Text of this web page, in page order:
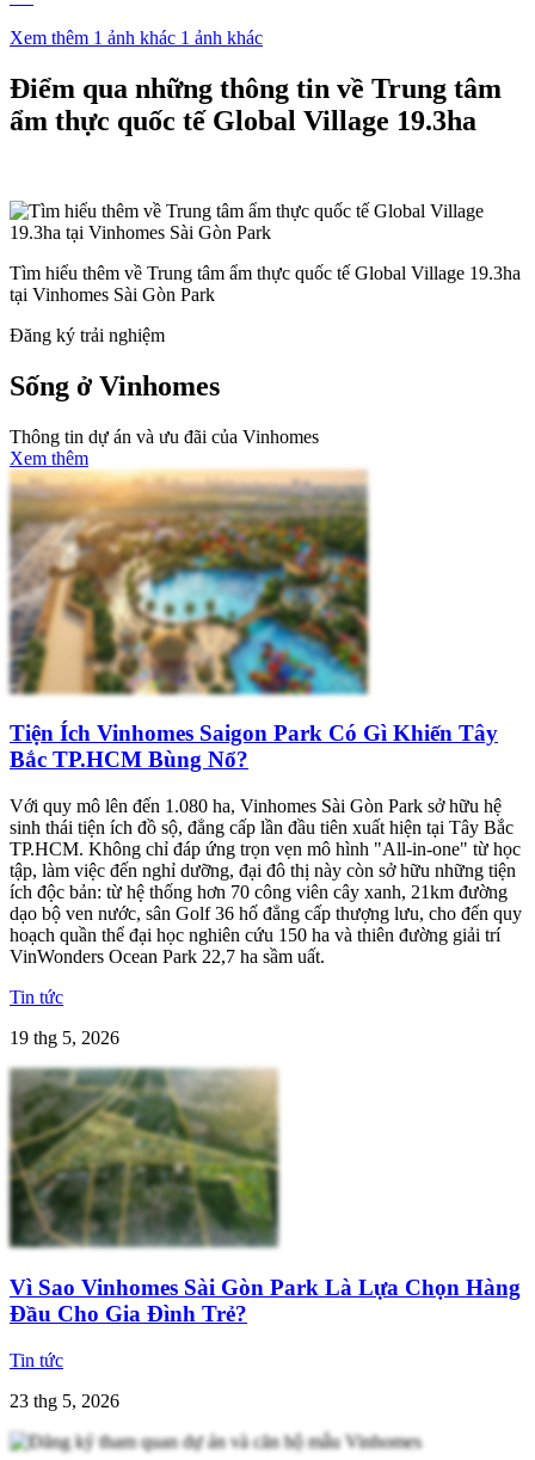
Xem thêm 1 ảnh khác 1 ảnh khác
Điểm qua những thông tin về Trung tâm
ẩm thực quốc tế Global Village 19.3ha
Tìm hiểu thêm về Trung tâm ẩm thực quốc tế Global Village 19.3ha
tại Vinhomes Sài Gòn Park
Đăng ký trải nghiệm
Sống ở Vinhomes
Thông tin dự án và ưu đãi của Vinhomes
Xem thêm
Tiện Ích Vinhomes Saigon Park Có Gì Khiến Tây
Bắc TP.HCM Bùng Nổ?
Với quy mô lên đến 1.080 ha, Vinhomes Sài Gòn Park sở hữu hệ
sinh thái tiện ích đồ sộ, đẳng cấp lần đầu tiên xuất hiện tại Tây Bắc
TP.HCM. Không chỉ đáp ứng trọn vẹn mô hình "All-in-one" từ học
tập, làm việc đến nghỉ dưỡng, đại đô thị này còn sở hữu những tiện
ích độc bản: từ hệ thống hơn 70 công viên cây xanh, 21km đường
dạo bộ ven nước, sân Golf 36 hố đẳng cấp thượng lưu, cho đến quy
hoạch quần thể đại học nghiên cứu 150 ha và thiên đường giải trí
VinWonders Ocean Park 22,7 ha sầm uất.
Tin tức
19 thg 5, 2026
Vì Sao Vinhomes Sài Gòn Park Là Lựa Chọn Hàng
Đầu Cho Gia Đình Trẻ?
Tin tức
23 thg 5, 2026